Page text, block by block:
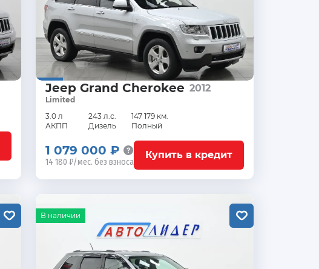
Jeep Grand Cherokee 2012
Limited
3.0 л
243 л.с.
147 179 км.
АКПП
Дизель Полный
Купить в кредит
1 079 000 ₽
14 180 ₽/мес. без взноса
В наличии